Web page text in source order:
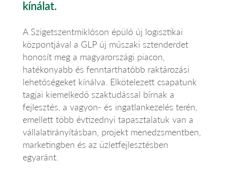
kínálat.
A Szigetszentmiklóson épülő új logisztikai
központjával a GLP új műszaki sztenderdet
honosít meg a magyarországi piacon,
hatékonyabb és fenntarthatóbb raktározási
lehetőségeket kínálva. Elkötelezett csapatunk
tagjai kiemelkedő szaktudással bírnak a
fejlesztés, a vagyon- és ingatlankezelés terén,
emellett több évtizednyi tapasztalatuk van a
vállalatirányításban, projekt menedzsmentben,
marketingben és az üzletfejlesztésben
egyaránt.